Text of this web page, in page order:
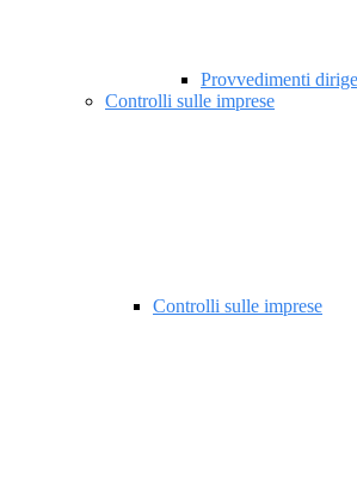
Provvedimenti
Controlli sulle imprese
Controlli sulle imprese